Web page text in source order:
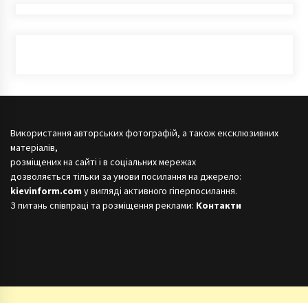
Використання авторських фотографій, а також ексклюзивних
матеріалів,
розміщених на сайті і в соціальних мережах
дозволяється тільки за умови посилання на джерело:
kievinform.com у вигляді активного гіперпосилання.
З питань співпраці та розміщення реклами: Контакти